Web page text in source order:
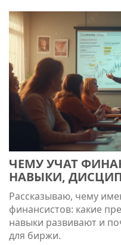
ЧЕМУ УЧАТ
НАВЫКИ,
ПРИМЕРЫ
Рассказываю, чему
финансистов: какие
навыки развивают и
для биржи.